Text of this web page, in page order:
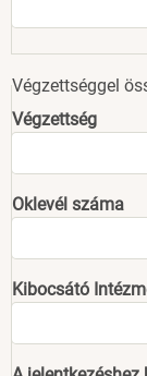
Végzettséggel
Végzettség
Oklevél száma
Kibocsátó